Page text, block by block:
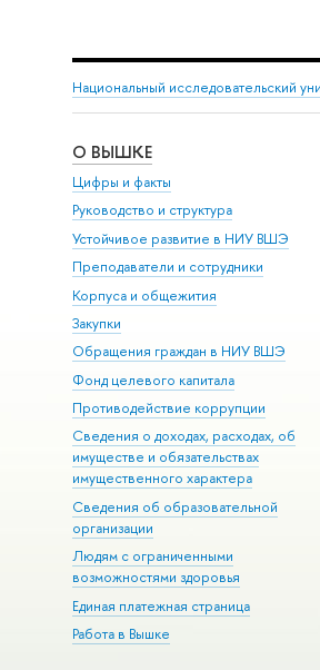
Национальный исследовательский
О ВЫШКЕ
Цифры и факты
Руководство и структура
Устойчивое развитие в НИУ ВШЭ
Преподаватели и сотрудники
Корпуса и общежития
Закупки
Обращения граждан в НИУ ВШЭ
Фонд целевого капитала
Противодействие коррупции
Сведения о доходах, расходах, об
имуществе и обязательствах
имущественного характера
Сведения об образовательной
организации
Людям с ограниченными
возможностями здоровья
Единая платежная страница
Работа в Вышке